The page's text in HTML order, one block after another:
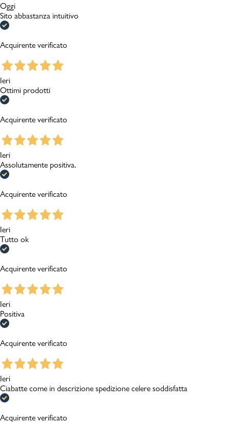
Oggi
Sito abbastanza intuitivo
Acquirente verificato
Ieri
Ottimi prodotti
Acquirente verificato
Ieri
Assolutamente positiva.
Acquirente verificato
Ieri
Tutto ok
Acquirente verificato
Ieri
Positiva
Acquirente verificato
Ieri
Ciabatte come in descrizione spedizione celere soddisfatta
Acquirente verificato